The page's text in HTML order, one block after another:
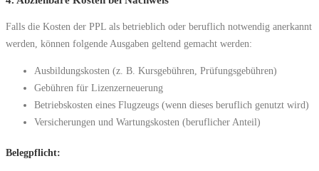
Falls die Kosten der PPL als betrieblich oder beruflich notwendig anerkannt
werden, können folgende Ausgaben geltend gemacht werden:
Ausbildungskosten (z. B. Kursgebühren, Prüfungsgebühren)
Gebühren für Lizenzerneuerung
Betriebskosten eines Flugzeugs (wenn dieses beruflich genutzt wird)
Versicherungen und Wartungskosten (beruflicher Anteil)
Belegpflicht: